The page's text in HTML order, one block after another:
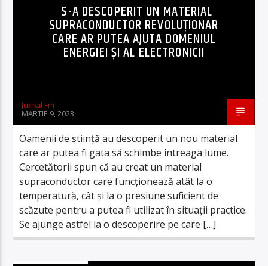
S-A DESCOPERIT UN MATERIAL
SUPRACONDUCTOR REVOLUŢIONAR
CARE AR PUTEA AJUTA DOMENIUL
ENERGIEI ŞI AL ELECTRONICII
Jurnal Fm
MARTIE 9, 2023
Oamenii de ştiinţă au descoperit un nou material
care ar putea fi gata să schimbe întreaga lume.
Cercetătorii spun că au creat un material
supraconductor care funcţionează atât la o
temperatură, cât şi la o presiune suficient de
scăzute pentru a putea fi utilizat în situaţii practice.
Se ajunge astfel la o descoperire pe care […]